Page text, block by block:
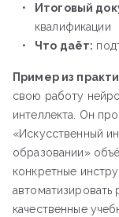
Итоговый
квалификации
Что даёт:
Пример из
свою работу
интеллекта. Он
«Искусственный
образовании»
конкретные
автоматизировать
качественные